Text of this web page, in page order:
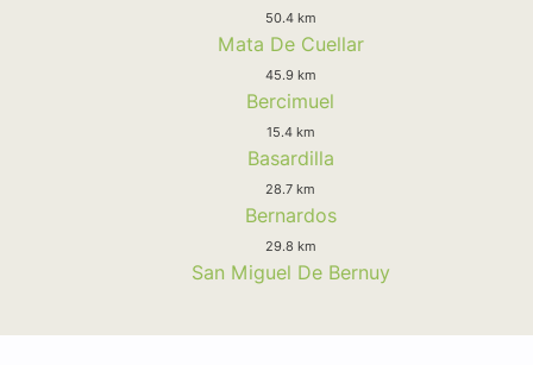
50.4 km
Mata De Cuellar
45.9 km
Bercimuel
15.4 km
Basardilla
28.7 km
Bernardos
29.8 km
San Miguel De Bernuy